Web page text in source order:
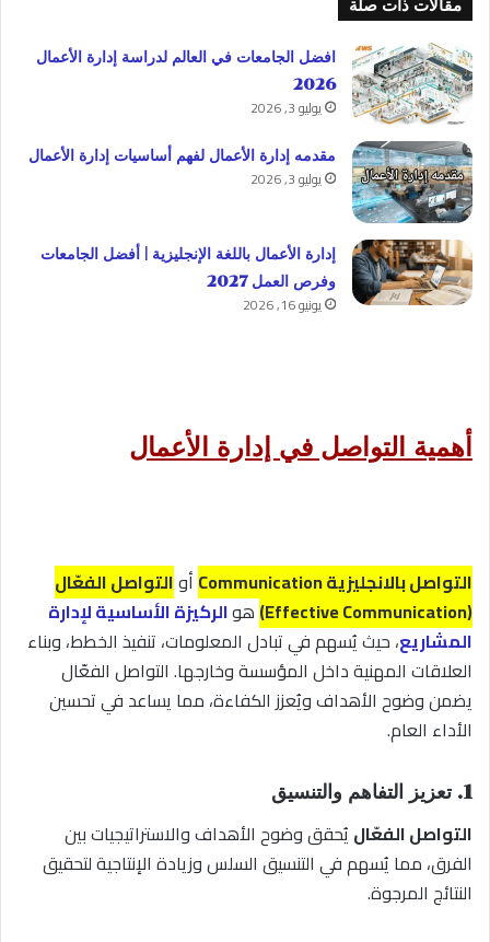
مقالات ذات صلة
افضل الجامعات في العالم لدراسة إدارة الأعمال
2026
يوليو 3, 2026
مقدمه إدارة الأعمال لفهم أساسيات إدارة الأعمال
يوليو 3, 2026
إدارة الأعمال باللغة الإنجليزية | أفضل الجامعات
وفرص العمل 2027
يونيو 16, 2026
أهمية التواصل في إدارة الأعمال
التواصل بالانجليزية Communication أوالتواصل الفعّال
(Effective Communication)
هوالركيزة الأساسية لإدارة
المشاريع، حيث يُسهم في تبادل المعلومات، تنفيذ الخطط، وبناء
العلاقات المهنية داخل المؤسسة وخارجها. التواصل الفعّال
يضمن وضوح الأهداف ويُعزز الكفاءة، مما يساعد في تحسين
الأداء العام.
1. تعزيز التفاهم والتنسيق
التواصل الفعّال يُحقق وضوح الأهداف والاستراتيجيات بين
الفرق، مما يُسهم في التنسيق السلس وزيادة الإنتاجية لتحقيق
النتائج المرجوة.